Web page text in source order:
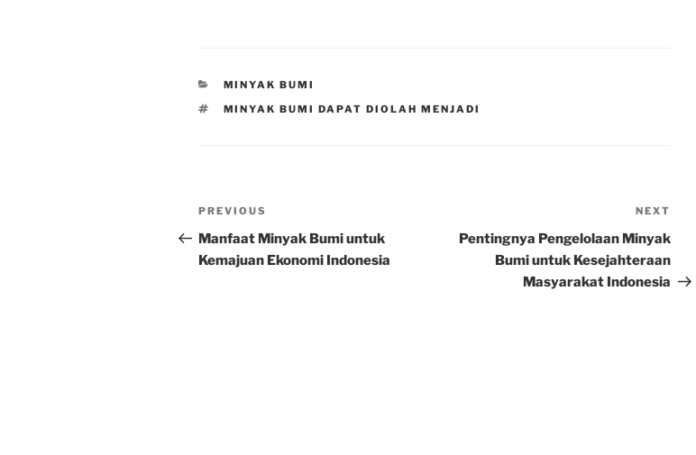
CATEGORIES
MINYAK BUMI
TAGS
MINYAK BUMI DAPAT DIOLAH MENJADI
Post
navigation
Previous
Post
PREVIOUS
Manfaat Minyak Bumi untuk
Kemajuan Ekonomi Indonesia
Post
NEXT
Pentingnya Pengelolaan Minyak
Bumi untuk Kesejahteraan
Masyarakat Indonesia